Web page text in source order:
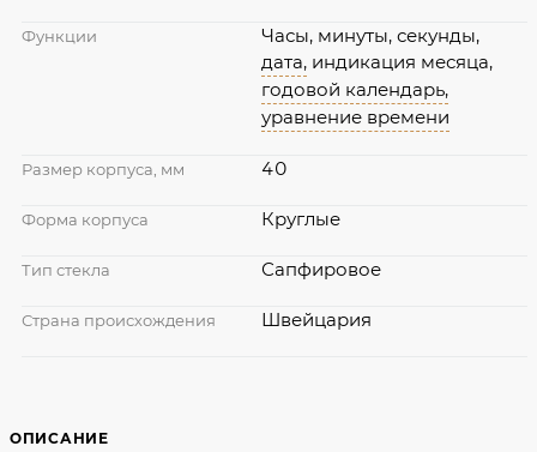
ОПИСАНИЕ
Функции
Часы, минуты, секунды,
дата, индикация месяца,
годовой календарь,
уравнение времени
Размер корпуса, мм 40
Форма корпуса Круглые
Тип стекла Сапфировое
Страна происхождения Швейцария